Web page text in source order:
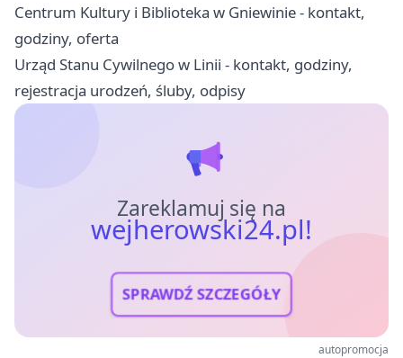
Centrum Kultury i Biblioteka w Gniewinie - kontakt,
godziny, oferta
Urząd Stanu Cywilnego w Linii - kontakt, godziny,
rejestracja urodzeń, śluby, odpisy
Zareklamuj się na
wejherowski24.pl!
SPRAWDŹ SZCZEGÓŁY
autopromocja